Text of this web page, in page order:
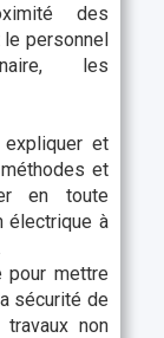
des
personnel
les
et
et
en toute
électrique à
pour mettre
sécurité de
non